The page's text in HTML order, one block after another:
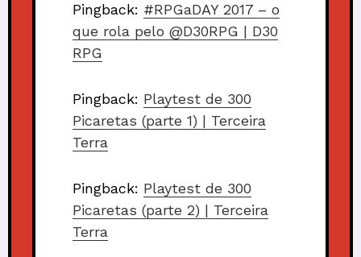
Pingback: #RPGaDAY 2017 – o
que rola pelo @D30RPG | D30
RPG
Pingback: Playtest de 300
Picaretas (parte 1) | Terceira
Terra
Pingback: Playtest de 300
Picaretas (parte 2) | Terceira
Terra